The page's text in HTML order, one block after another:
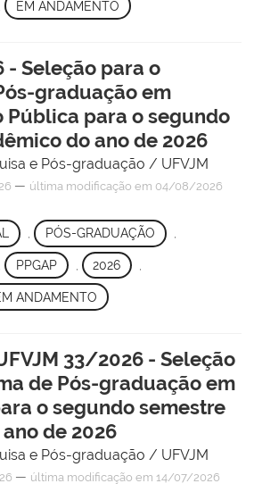
EM ANDAMENTO
- Seleção para o
graduação em
Pública para o segundo
do ano de 2026
e Pós-graduação / UFVJM
— última modificação em 04/08/2026
, PÓS-GRADUAÇÃO ,
PPGAP 2026
ANDAMENTO
33/2026 - Seleção
de Pós-graduação em
o segundo semestre
de 2026
e Pós-graduação / UFVJM
— última modificação em 14/07/2026